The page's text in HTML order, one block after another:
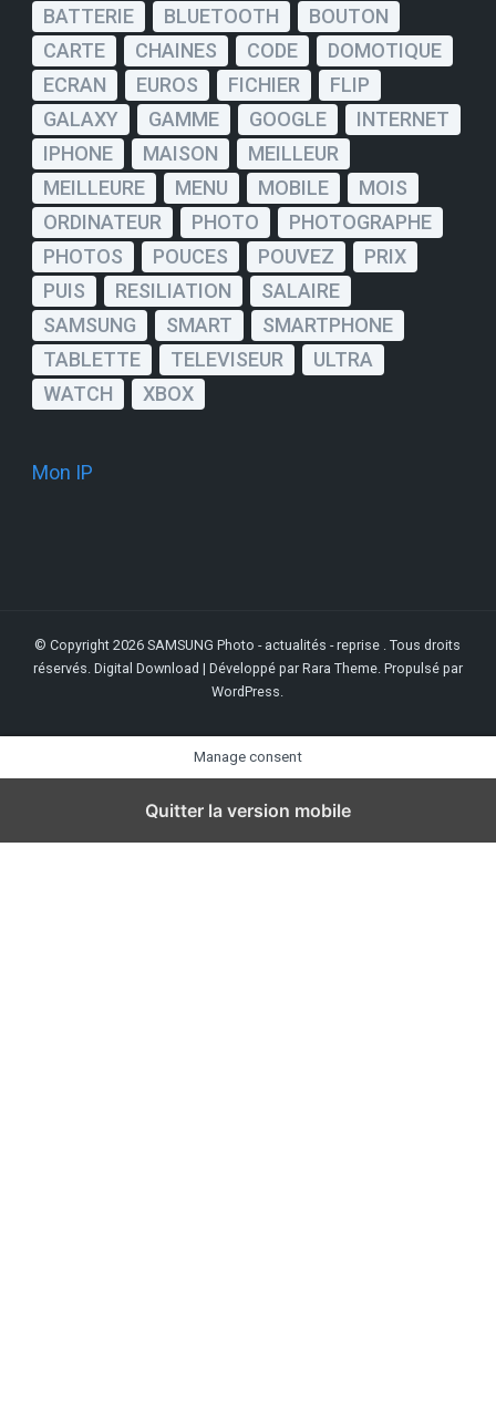
BATTERIE
BLUETOOTH
BOUTON
CARTE
CHAINES CODE
DOMOTIQUE
ECRAN
EUROS FICHIER
FLIP
GALAXY
GAMME GOOGLE
INTERNET
IPHONE
MAISON
MEILLEUR
MEILLEURE
MENU MOBILE
MOIS
ORDINATEUR
PHOTO
PHOTOGRAPHE
PHOTOS
POUCES POUVEZ
PRIX
PUIS
RESILIATION
SALAIRE
SAMSUNG
SMART
SMARTPHONE
TABLETTE
TELEVISEUR
ULTRA
WATCH
XBOX
Mon IP
© Copyright 2026SAMSUNG Photo - actualités - reprise . Tous droits
réservés. Digital Download | Développé par Rara Theme. Propulsé par
WordPress.
Manage consent
Quitter la version mobile